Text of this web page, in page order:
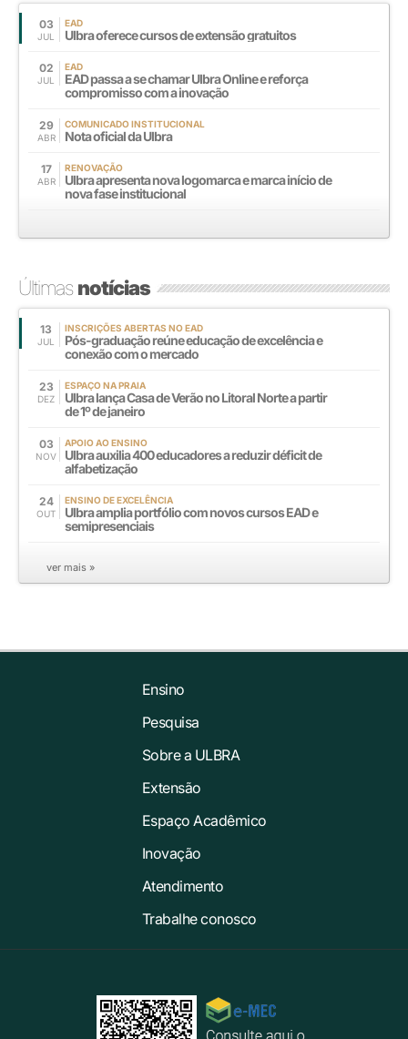
03
JUL
EAD
Ulbra oferece cursos de extensão gratuitos
02
JUL
EAD
EAD passa a se chamar Ulbra Online e reforça
compromisso com a inovação
29
ABR
COMUNICADO INSTITUCIONAL
Nota oficial da Ulbra
17
ABR
RENOVAÇÃO
Ulbra apresenta nova logomarca e marca início de
nova fase institucional
Últimasnotícias
13
JUL
INSCRIÇÕES ABERTAS NO EAD
Pós-graduação reúne educação de excelência e
conexão com o mercado
23
DEZ
ESPAÇO NA PRAIA
Ulbra lança Casa de Verão no Litoral Norte a partir
de 1º de janeiro
03
NOV
APOIO AO ENSINO
Ulbra auxilia 400 educadores a reduzir déficit de
alfabetização
24
OUT
ENSINO DE EXCELÊNCIA
Ulbra amplia portfólio com novos cursos EAD e
semipresenciais
ver mais »
Ensino
Pesquisa
Sobre a ULBRA
Extensão
Espaço Acadêmico
Inovação
Atendimento
Trabalhe conosco